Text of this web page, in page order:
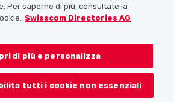
Per saperne di più, consultate la
Swisscom Directories AG
di più e personalizza
tutti i cookie non essenziali